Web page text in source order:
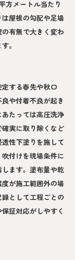
方メートル当たり
屋根の勾配や足場
有無で大きく変わ
。
する春先や秋口
や付着不良が起き
たっては高圧洗浄
実に取り除くなど
性下塗りを施して
付けを現場条件に
ます。塗布量や乾
が施工範囲外の場
として工程ごとの
証対応がしやすく